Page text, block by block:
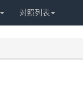
对照列表